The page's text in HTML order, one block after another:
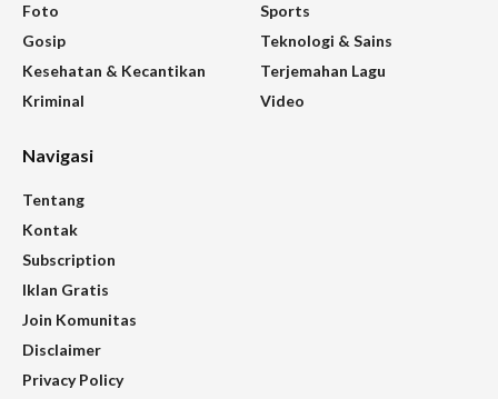
Foto
Gosip
Kesehatan & Kecantikan
Kriminal
Sports
Teknologi & Sains
Terjemahan Lagu
Video
Navigasi
Tentang
Kontak
Subscription
Iklan Gratis
Join Komunitas
Disclaimer
Privacy Policy